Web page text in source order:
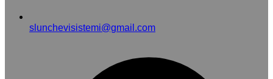
slunchevisistemi@gmail.com